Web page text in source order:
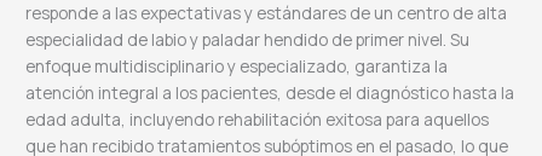
responde a las expectativas y estándares de un centro de alta
especialidad de labio y paladar hendido de primer nivel. Su
enfoque multidisciplinario y especializado, garantiza la
atención integral a los pacientes, desde el diagnóstico hasta la
edad adulta, incluyendo rehabilitación exitosa para aquellos
que han recibido tratamientos subóptimos en el pasado, lo que